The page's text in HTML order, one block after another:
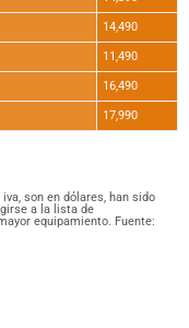
14,490
11,490
16,490
17,990
son en dólares, han sido
a la lista de
equipamiento. Fuente: